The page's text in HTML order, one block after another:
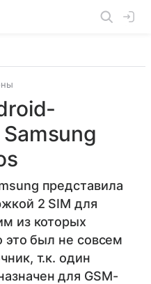
представила
2 SIM для
из которых
это был не совсем
т.к. один
для GSM-